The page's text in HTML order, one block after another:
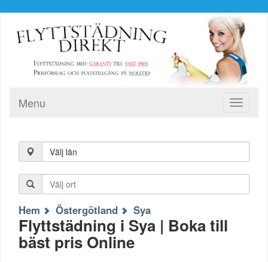
Toggle
Menu
Välj län
Hem Östergötland Sya
Flyttstädning i Sya | Boka till
bäst pris Online